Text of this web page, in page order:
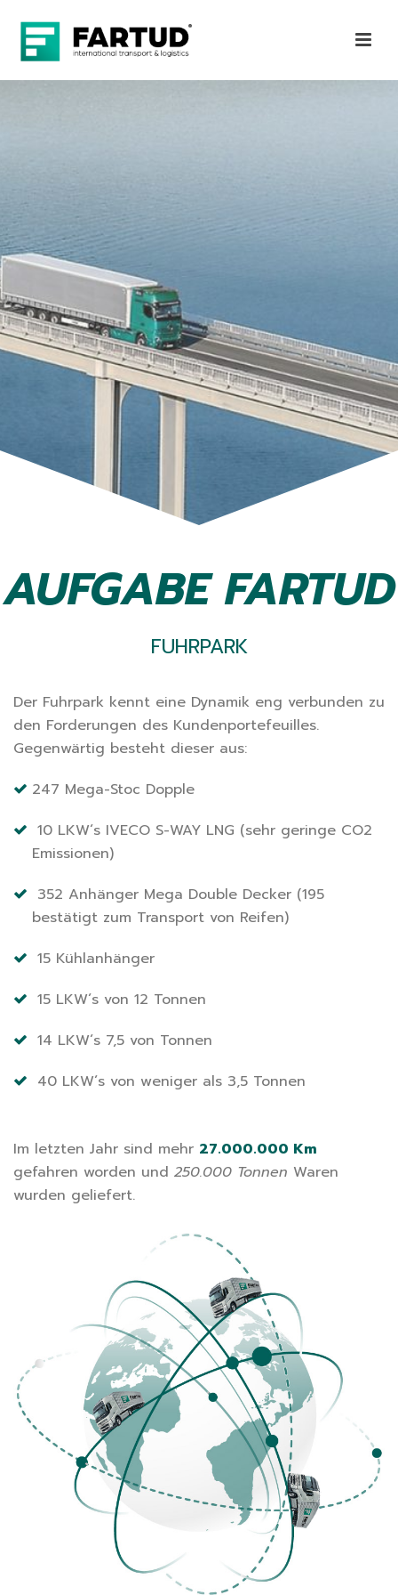
AUFGABE FARTUD
FUHRPARK
Der Fuhrpark kennt eine Dynamik eng verbunden zu
den Forderungen des Kundenportefeuilles.
Gegenwärtig besteht dieser aus:
247 Mega-Stoc Dopple
10 LKW´s IVECO S-WAY LNG (sehr geringe CO2
Emissionen)
352 Anhänger Mega Double Decker (195
bestätigt zum Transport von Reifen)
15 Kühlanhänger
15 LKW´s von 12 Tonnen
14 LKW´s 7,5 von Tonnen
40 LKW´s von weniger als 3,5 Tonnen
Im letzten Jahr sind mehr 27.000.000 Km
gefahren worden und 250.000 Tonnen Waren
wurden geliefert.